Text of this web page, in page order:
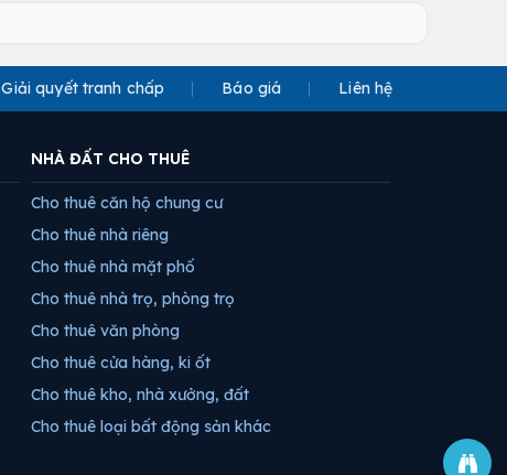
Giải quyết tranh chấp Báo giá Liên hệ
NHÀ ĐẤT CHO THUÊ
Cho thuê căn hộ chung cư
Cho thuê nhà riêng
Cho thuê nhà mặt phố
Cho thuê nhà trọ, phòng trọ
Cho thuê văn phòng
Cho thuê cửa hàng, ki ốt
Cho thuê kho, nhà xưởng, đất
Cho thuê loại bất động sản khác